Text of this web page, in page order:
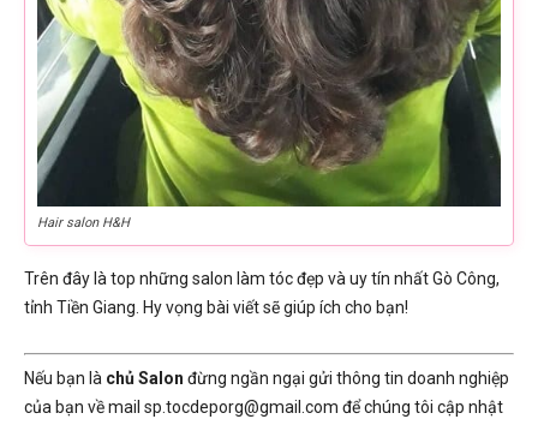
Hair salon H&H
Trên đây là top những salon làm tóc đẹp và uy tín nhất Gò Công,
tỉnh Tiền Giang. Hy vọng bài viết sẽ giúp ích cho bạn!
Nếu bạn là chủ Salon đừng ngần ngại gửi thông tin doanh nghiệp
của bạn về mail sp.tocdeporg@gmail.com để chúng tôi cập nhật